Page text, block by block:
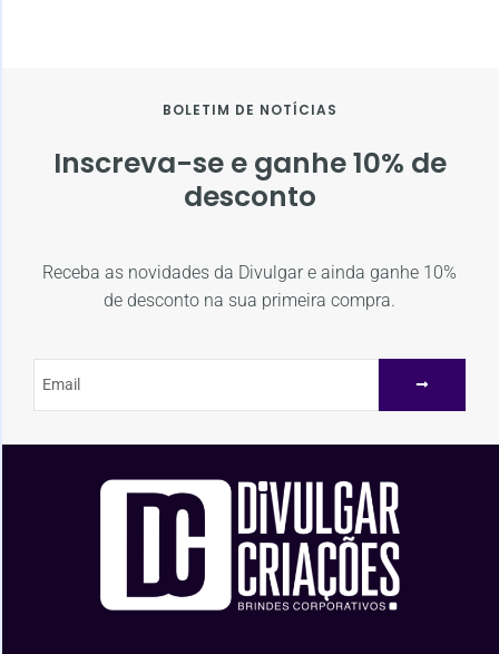
BOLETIM DE NOTÍCIAS
Inscreva-se e ganhe 10% de
desconto
Receba as novidades da Divulgar e ainda ganhe 10%
de desconto na sua primeira compra.